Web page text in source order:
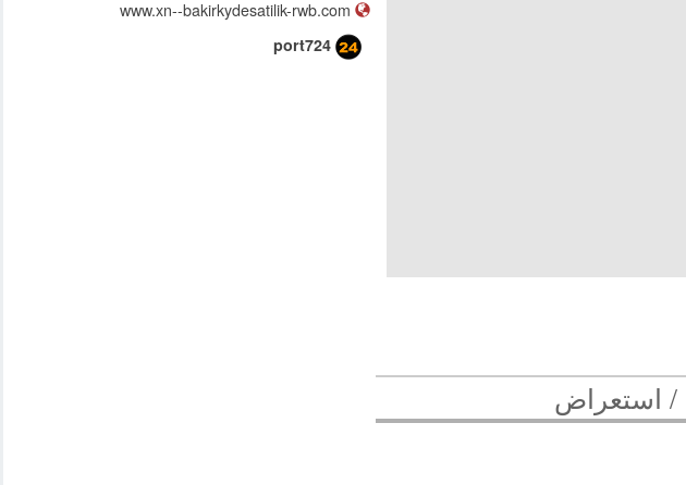
استعراض
port724